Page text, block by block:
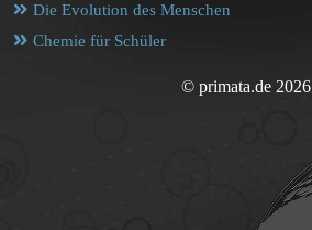
Die Evolution des Menschen
Chemie für Schüler
© primata.de 2026